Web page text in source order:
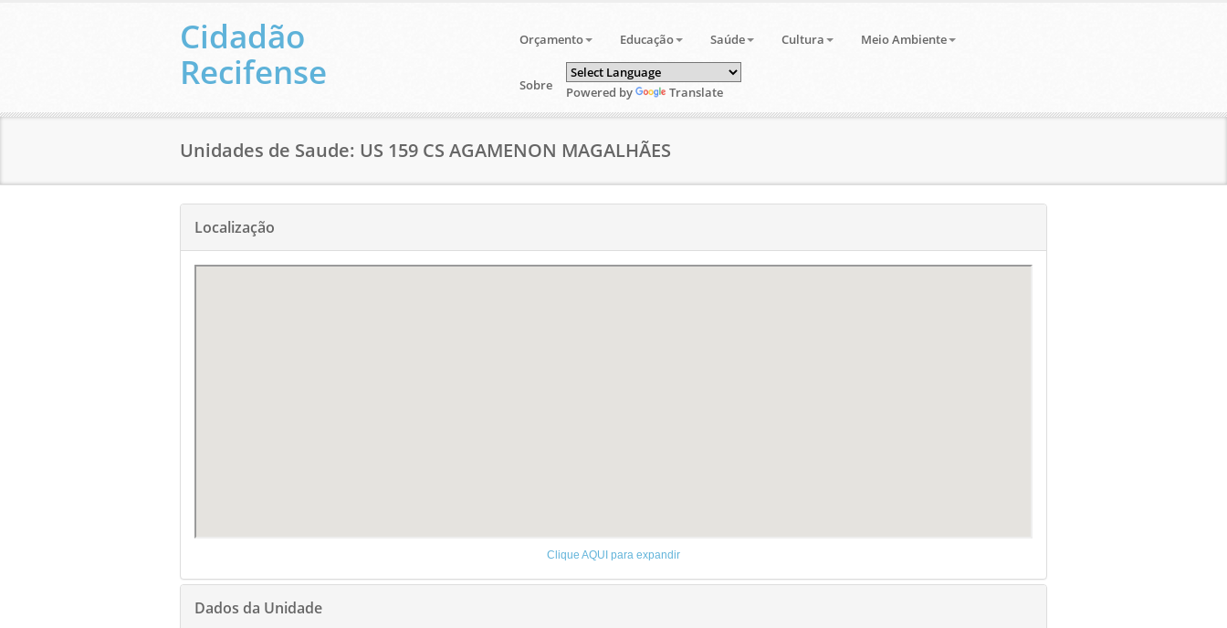
Cidadão
Recifense
Orçamento Educação Saúde Cultura Meio Ambiente
Sobre Powered by Translate
Unidades de Saude: US 159 CS AGAMENON MAGALHÃES
Localização
Clique AQUI para expandir
Dados da Unidade